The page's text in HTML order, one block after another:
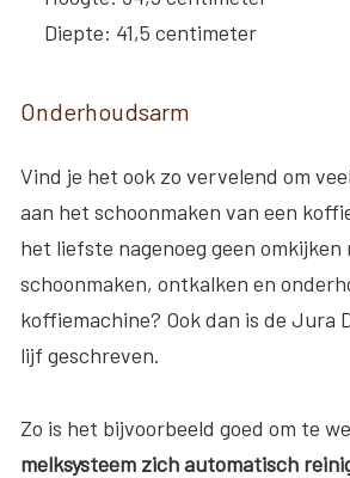
Diepte: 41,5 centimeter
Onderhoudsarm
Vind je het ook zo vervelend om
aan het schoonmaken van een
het liefste nagenoeg geen omkijken
schoonmaken, ontkalken en
koffiemachine? Ook dan is de Jura
lijf geschreven.
Zo is het bijvoorbeeld goed om te
melksysteem zich automatisch